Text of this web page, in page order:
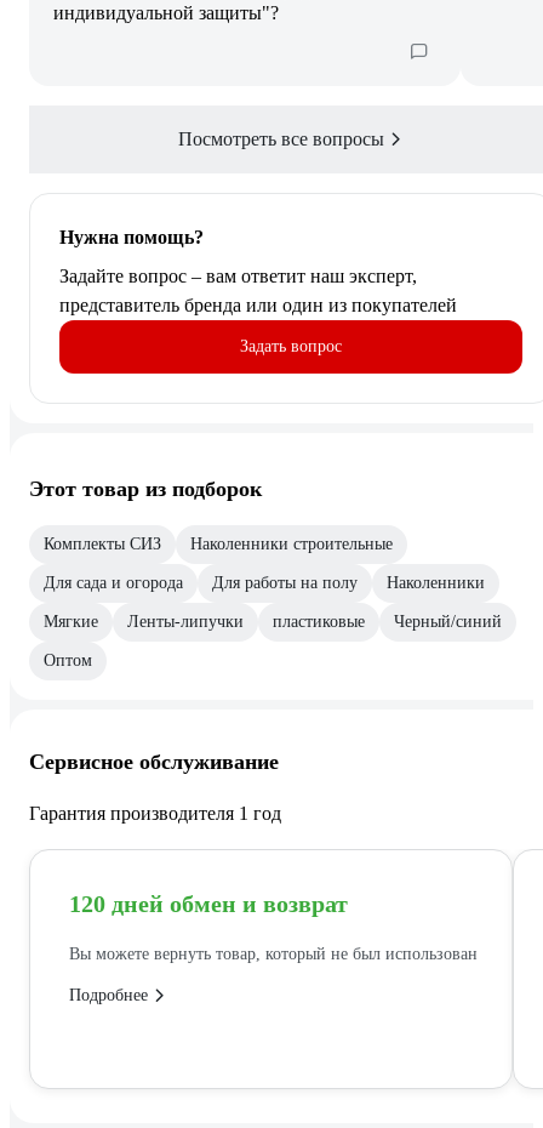
индивидуальной защиты"?
Посмотреть все вопросы
Нужна помощь?
Задайте вопрос – вам ответит наш эксперт,
представитель бренда или один из покупателей
Задать вопрос
Этот товар из подборок
Комплекты СИЗ Наколенники строительные
Для сада и огорода Для работы на полу Наколенники
Мягкие Ленты-липучки пластиковые Черный/синий
Оптом
Сервисное обслуживание
Гарантия производителя 1 год
120 дней обмен и возврат
Вы можете вернуть товар, который не был использован
Подробнее